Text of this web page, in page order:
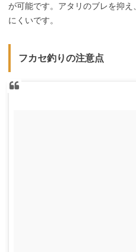
が可能です。アタリのブレを抑
にくいです。
フカセ釣りの注意点